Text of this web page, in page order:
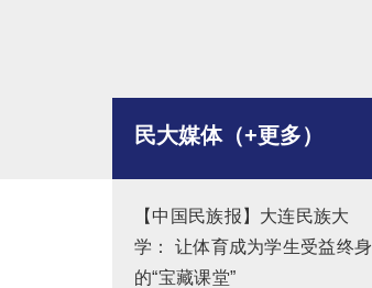
民大媒体（+更多）
【中国民族报】大连民族大
学： 让体育成为学生受益终身
的“宝藏课堂”